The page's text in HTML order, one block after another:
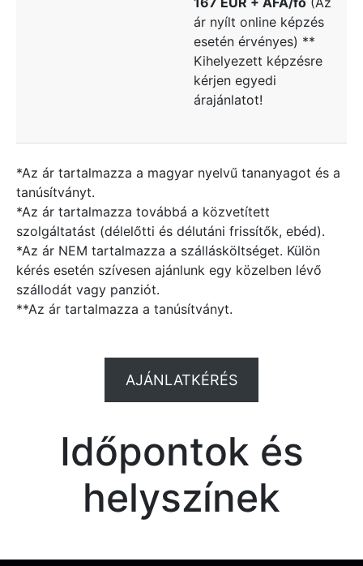
ár nyílt online képzés
esetén érvényes) **
Kihelyezett képzésre
kérjen egyedi
árajánlatot!
*Az ár tartalmazza a magyar nyelvű tananyagot és a
tanúsítványt.
*Az ár tartalmazza továbbá a közvetített
szolgáltatást (délelőtti és délutáni frissítők, ebéd).
*Az ár NEM tartalmazza a szállásköltséget. Külön
kérés esetén szívesen ajánlunk egy közelben lévő
szállodát vagy panziót.
**Az ár tartalmazza a tanúsítványt.
AJÁNLATKÉRÉS
Időpontok és
helyszínek